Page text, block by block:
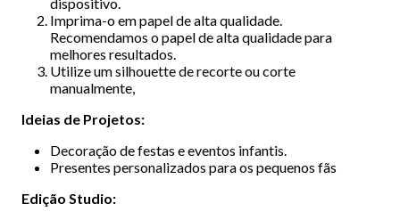
Imprima-o em papel de alta qualidade.
Recomendamos o papel de alta qualidade para
melhores resultados.
Utilize um silhouette de recorte ou corte
manualmente,
Ideias de Projetos:
Decoração de festas e eventos infantis.
Presentes personalizados para os pequenos fãs
Edição Studio: